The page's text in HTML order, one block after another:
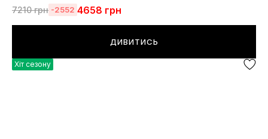
7210грн -2552 4658 грн
ДИВИТИСЬ
Хіт сезону